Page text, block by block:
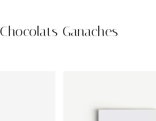
Chocolats Ganaches